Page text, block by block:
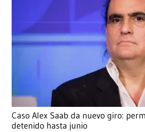
Caso Alex Saab da nuevo giro:
detenido hasta junio